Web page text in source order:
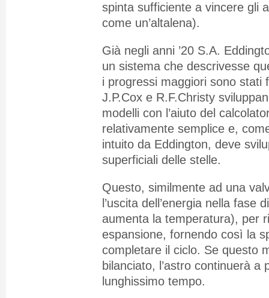
spinta sufficiente a vincere gli
come un’altalena).
Già negli anni ’20 S.A.
un sistema che descrivesse
i progressi maggiori sono stati
J.P.Cox e R.F.Christy
modelli con l’aiuto del
relativamente semplice e,
intuito da Eddington, deve
superficiali delle stelle.
Questo, similmente ad una
l’uscita dell’energia nella fase
aumenta la temperatura), per
espansione, fornendo così la
completare il ciclo. Se questo
bilanciato, l’astro continuerà a
lunghissimo tempo.